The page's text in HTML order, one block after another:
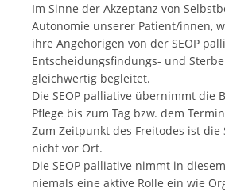
Im Sinne der Akzeptanz von
Autonomie unserer Patient/innen,
ihre Angehörigen von der SEOP
Entscheidungsfindungs- und
gleichwertig begleitet.
Die SEOP palliative übernimmt die
Pflege bis zum Tag bzw. dem
Zum Zeitpunkt des Freitodes ist die
nicht vor Ort.
Die SEOP palliative nimmt in
niemals eine aktive Rolle ein wie